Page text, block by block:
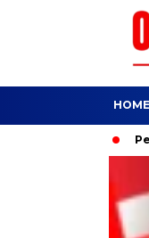
HOME
Pemkot